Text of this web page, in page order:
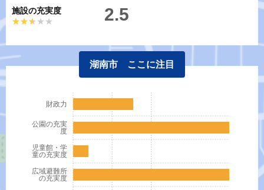
施設の充実度
★★★★★
★★★★★ 2.5
湖南市 ここに注目
広域避難所
の充実度
児童館・学
童の充実度
公園の充実
度
財政力